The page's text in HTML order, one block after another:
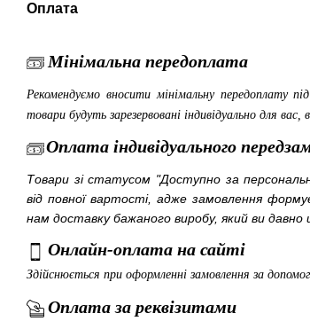
Оплата
Мінімальна передоплата
Рекомендуємо вносити мінімальну передоплату
товари будуть зарезервовані індивідуально для вас,
Оплата індивідуального
Товари зі статусом "Доступно за
від повної вартості, адже замовлення
нам доставку бажаного виробу, який ви
Онлайн-оплата на сайті
Здійснюється при оформленні замовлення за
Оплата за реквізитами